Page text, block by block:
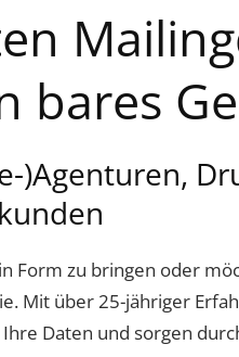
bares
)Agenturen,
Form zu bringen oder
Mit über 25-jähriger
Daten und sorgen